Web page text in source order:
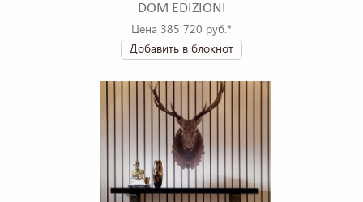
DOM EDIZIONI
Цена 385 720 руб.*
Добавить в блокнот